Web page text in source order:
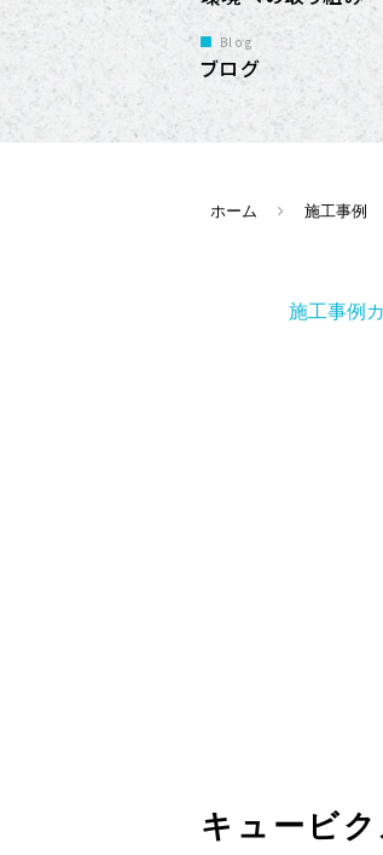
Blog
ブログ
ホーム 施工事例
施工事例
キュービ